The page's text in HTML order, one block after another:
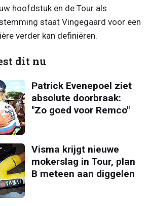
hoofdstuk en de Tour als
staat Vingegaard voor een
verder kan definiëren.
dit nu
Patrick Evenepoel ziet
absolute doorbraak:
"Zo goed voor Remco"
Visma krijgt nieuwe
mokerslag in Tour, plan
B meteen aan diggelen